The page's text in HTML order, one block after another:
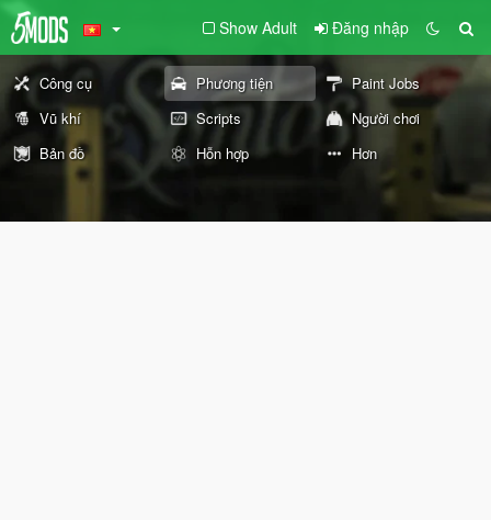
Show Adult Đăng nhập
Công cụ Phương tiện
Paint Jobs
Vũ khí
Scripts
Người chơi
Bản đồ
Hỗn hợp Hơn